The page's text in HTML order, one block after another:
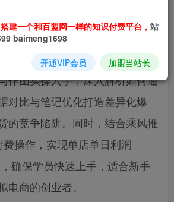
玩法两大核心策略，帮助学员快
店铺运营技巧。课程从店铺基础
作图实操入手，深入解析如何通
对比与笔记优化打造差异化爆
的竞争陷阱。同时，结合乘风推
操作，实现单店单日利润
确保学员快速上手，适合新手
电商的创业者。
建一个和百盟网一样的知识付费平台， 站
baimeng1698
开通VIP会员 加盟当站长